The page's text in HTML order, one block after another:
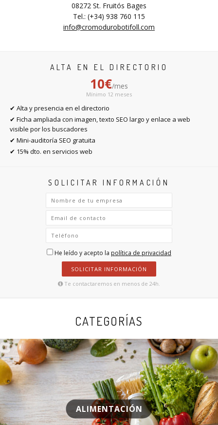
08272 St. Fruitós Bages
Tel.: (+34) 938 760 115
info@cromodurobotifoll.com
ALTA EN EL DIRECTORIO
10€/mes
Mínimo 12 meses
✔ Alta y presencia en el directorio
✔ Ficha ampliada con imagen, texto SEO largo y enlace a web
visible por los buscadores
✔ Mini-auditoría SEO gratuita
✔ 15% dto. en servicios web
SOLICITAR INFORMACIÓN
He leído y acepto la política de privacidad
SOLICITAR INFORMACIÓN
Te contactaremos en menos de 24h.
CATEGORÍAS
ALIMENTACIÓN